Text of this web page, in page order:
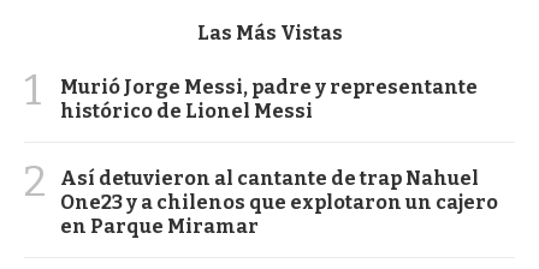
Las Más Vistas
1
Murió Jorge Messi, padre y representante
histórico de Lionel Messi
2
Así detuvieron al cantante de trap Nahuel
One23 y a chilenos que explotaron un cajero
en Parque Miramar